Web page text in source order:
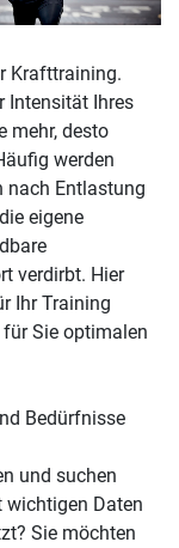
Krafttraining.
Intensität Ihres
mehr, desto
werden
nach Entlastung
eigene
verdirbt. Hier
Ihr Training
Sie optimalen
Bedürfnisse
und suchen
wichtigen Daten
Sie möchten